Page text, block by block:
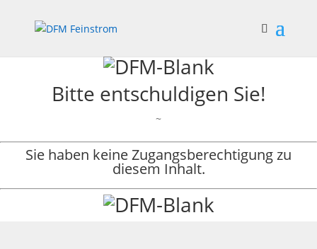
Bitte entschuldigen Sie!
~
Sie haben keine Zugangsberechtigung zu
diesem Inhalt.